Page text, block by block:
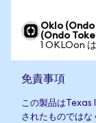
Oklo
(Ondo
1 OKLOon
免責事項
この製品はTexas
されたものでは